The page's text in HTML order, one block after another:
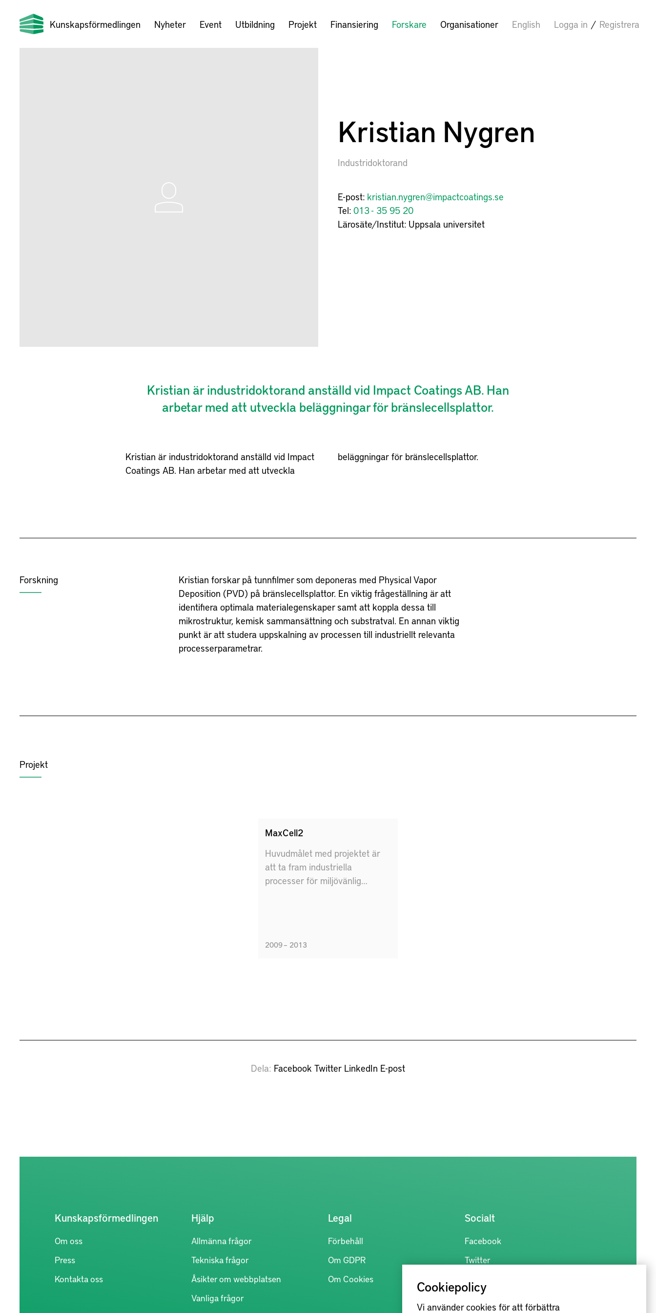
Kunskapsförmedlingen Nyheter Event Utbildning Projekt Finansiering Forskare Organisationer English Logga in / Registrera
Kristian Nygren
Industridoktorand
E-post: kristian.nygren@impactcoatings.se
Tel:013 - 35 95 20
Lärosäte/Institut: Uppsala universitet
Kristian är industridoktorand anställd vid Impact Coatings AB. Han
arbetar med att utveckla beläggningar för bränslecellsplattor.
Kristian är industridoktorand anställd vid Impact
Coatings AB. Han arbetar med att utveckla
beläggningar för bränslecellsplattor.
Forskning
Kristian forskar på tunnfilmer som deponeras med Physical Vapor
Deposition (PVD) på bränslecellsplattor. En viktig frågeställning är att
identifiera optimala materialegenskaper samt att koppla dessa till
mikrostruktur, kemisk sammansättning och substratval. En annan viktig
punkt är att studera uppskalning av processen till industriellt relevanta
processerparametrar.
Projekt
MaxCell2
Huvudmålet med projektet är
att ta fram industriella
processer för miljövänlig
medels PVD teknik.
2009 – 2013
Dela Facebook Twitter LinkedIn E-post
Cookiepolicy
Vi använder cookies för att förbättra
Kunskapsförmedlingen
Om oss
Press
Kontakta oss
Hjälp
Allmänna frågor
Tekniska frågor
Åsikter om webbplatsen
Vanliga frågor
Legal
Förbehåll
Om GDPR
Om Cookies
Socialt
Facebook
Twitter